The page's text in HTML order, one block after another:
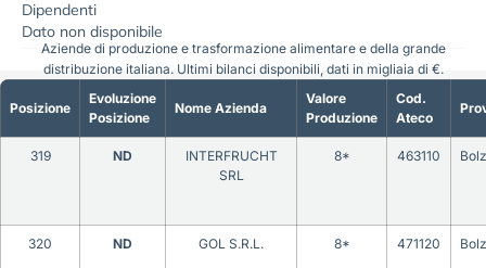
Dipendenti
Dato non disponibile
Posizione
Evoluzione
Posizione
Nome Azienda
Valore
Produzione
Cod.
Ateco
319 ND
INTERFRUCHT
SRL
8* 463110
320 ND GOL S.R.L. 8* 471120
Aziende di produzione e trasformazione alimentare e della grande
distribuzione italiana. Ultimi bilanci disponibili, dati in migliaia di €.